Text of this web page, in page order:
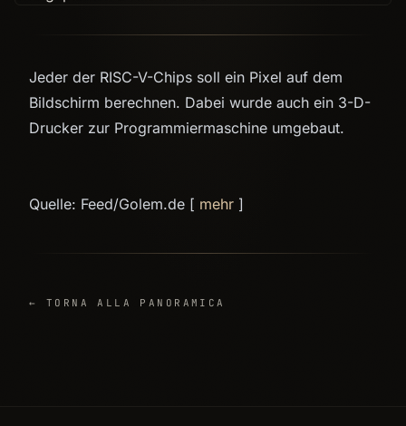
Jeder der RISC-V-Chips soll ein Pixel auf dem
Bildschirm berechnen. Dabei wurde auch ein 3-D-
Drucker zur Programmiermaschine umgebaut.
Quelle: Feed/Golem.de [ mehr ]
← TORNA ALLA PANORAMICA